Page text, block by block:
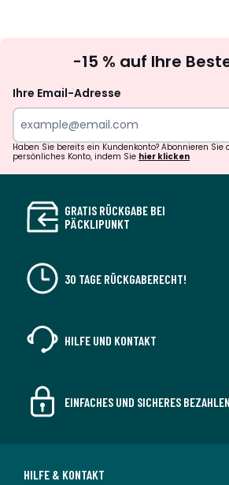
-15 % auf Ihre
Ihre Email-Adresse
Haben Sie bereits ein Kundenkonto? Abonnieren
persönliches Konto, indem Sie hier klicken
GRATIS RÜCKGABE BEI
PÄCKLIPUNKT
30 TAGE RÜCKGABERECHT!
HILFE UND KONTAKT
EINFACHES UND SICHERES BEZAHLEN
HILFE & KONTAKT